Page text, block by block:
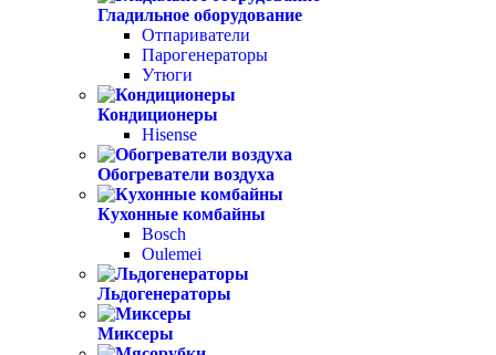
Гладильное оборудование
Отпариватели
Парогенераторы
Утюги
Кондиционеры
Hisense
Обогреватели воздуха
Кухонные комбайны
Bosch
Oulemei
Льдогенераторы
Миксеры